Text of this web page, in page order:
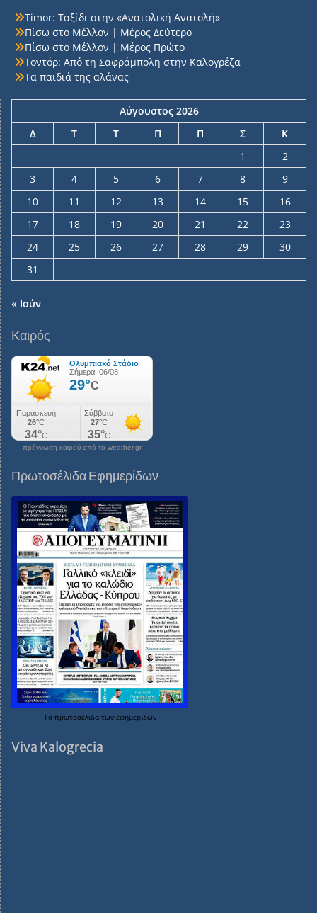
Timor: Ταξίδι στην «Ανατολική Ανατολή»
Πίσω στο Μέλλον | Μέρος Δεύτερο
Πίσω στο Μέλλον | Μέρος Πρώτο
Τοντόρ: Από τη Σαφράμπολη στην Καλογρέζα
Τα παιδιά της αλάνας
Αύγουστος 2026
Δ
Τ Τ Π Π Σ
Κ
1
2
3
4 5 6 7 8
9
10
11 12 13 14 15
16
17
18 19 20 21 22
23
24
25 26 27 28 29
30
31
« Ιούν
Καιρός
πρόγνωση καιρού από το weather.gr
Πρωτοσέλιδα Εφημερίδων
Τα πρωτοσέλιδα των εφημερίδων
Viva Kalogrecia